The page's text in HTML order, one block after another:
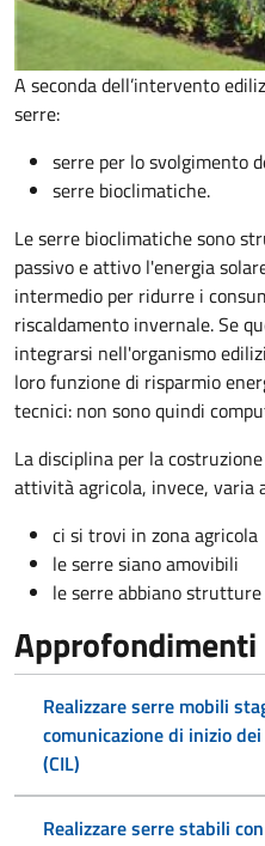
A seconda dell’intervento
serre:
serre per lo svolgimento
serre bioclimatiche.
Le serre bioclimatiche sono
passivo e attivo l'energia
intermedio per ridurre i
riscaldamento invernale. Se
integrarsi nell'organismo
loro funzione di risparmio
tecnici: non sono quindi
La disciplina per la
attività agricola, invece, varia
ci si trovi in zona agricola
le serre siano amovibili
le serre abbiano
Approfondimenti
Realizzare serre mobili
comunicazione di inizio
(CIL)
Realizzare serre stabili